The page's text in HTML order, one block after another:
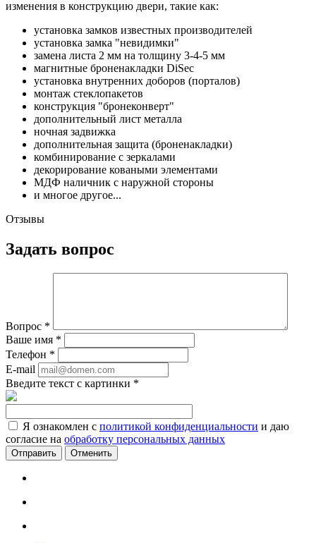
изменения в конструкцию двери, такие как:
установка замков известных производителей
установка замка "невидимки"
замена листа 2 мм на толщину 3-4-5 мм
магнитные броненакладки DiSec
установка внутренних доборов (порталов)
монтаж стеклопакетов
конструкция "бронеконверт"
дополнительный лист металла
ночная задвижка
дополнительная защита (броненакладки)
комбинирование с зеркалами
декорирование коваными элементами
МДФ наличник с наружной стороны
и многое другое...
Отзывы
Задать вопрос
Вопрос *
Ваше имя *
Телефон *
E-mail
Введите текст с картинки *
Я ознакомлен с политикой конфиденциальности и даю
согласие на обработку персональных данных
Отменить